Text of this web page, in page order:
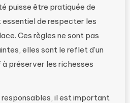
puisse être pratiquée de
essentiel de respecter les
Ces règles ne sont pas
elles sont le reflet d’un
préserver les richesses
il est important